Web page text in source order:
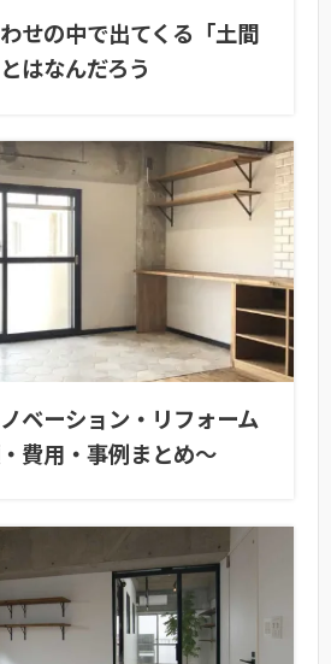
せの中で出てくる「土間
はなんだろう
ベーション・リフォーム
費用・事例まとめ〜